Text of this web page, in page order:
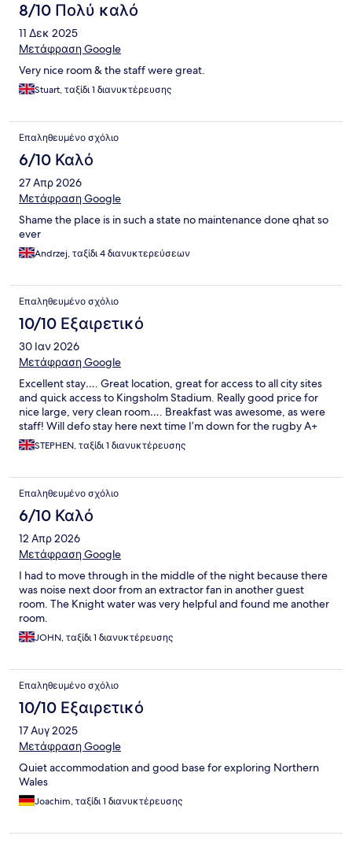
8/10 Πολύ καλό
11 Δεκ 2025
Μετάφραση Google
Very nice room & the staff were great.
Stuart, ταξίδι 1 διανυκτέρευσης
Επαληθευμένο σχόλιο
6/10 Καλό
27 Απρ 2026
Μετάφραση Google
Shame the place is in such a state no maintenance done qhat so
ever
Andrzej, ταξίδι 4 διανυκτερεύσεων
Επαληθευμένο σχόλιο
10/10 Εξαιρετικό
30 Ιαν 2026
Μετάφραση Google
Excellent stay…. Great location, great for access to all city sites
and quick access to Kingsholm Stadium. Really good price for
nice large, very clean room…. Breakfast was awesome, as were
staff! Will defo stay here next time I’m down for the rugby A+
STEPHEN, ταξίδι 1 διανυκτέρευσης
Επαληθευμένο σχόλιο
6/10 Καλό
12 Απρ 2026
Μετάφραση Google
I had to move through in the middle of the night because there
was noise next door from an extractor fan in another guest
room. The Knight water was very helpful and found me another
room.
JOHN, ταξίδι 1 διανυκτέρευσης
Επαληθευμένο σχόλιο
10/10 Εξαιρετικό
17 Αυγ 2025
Μετάφραση Google
Quiet accommodation and good base for exploring Northern
Wales
Joachim, ταξίδι 1 διανυκτέρευσης